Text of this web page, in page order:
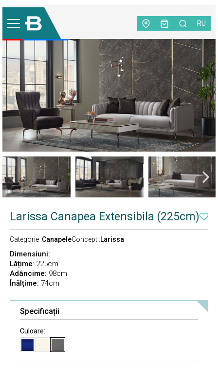
RU
Living
(225cm)
TOP VÂNZĂRI
Larissa Canapea Extensibila (225cm)
Categorie :CanapeleConcept :Larissa
Dimensiuni:
Lățime: 225cm
Adâncime: 98cm
Înălțime: 74cm
Specificații
Culoare: